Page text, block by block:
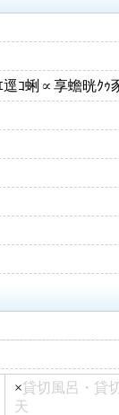
逕ｺ蜊∝享蟾晄ｸ
×貸切風呂・貸
天